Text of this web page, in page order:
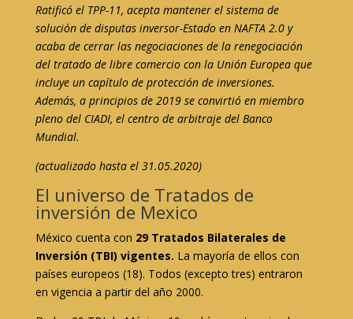
Ratificó el TPP-11, acepta mantener el sistema de
solución de disputas inversor-Estado en NAFTA 2.0 y
acaba de cerrar las negociaciones de la renegociación
del tratado de libre comercio con la Unión Europea que
incluye un capítulo de protección de inversiones.
Además, a principios de 2019 se convirtió en miembro
pleno del CIADI, el centro de arbitraje del Banco
Mundial.
(actualizado hasta el 31.05.2020)
El universo de Tratados de
inversión de Mexico
México cuenta con 29 Tratados Bilaterales de
Inversión (TBI) vigentes. La mayoría de ellos con
países europeos (18). Todos (excepto tres) entraron
en vigencia a partir del año 2000.